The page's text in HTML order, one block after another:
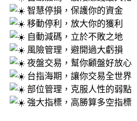
智慧停損，保護你的資金
移動停利，放大你的獲利
自動減碼，立於不敗之地
風險管理，避開過大虧損
夜盤交易，幫你顧盤好放心
台指海期，讓你交易全世界
部位管理，克服人性的弱點
強大指標，高勝算多空指標